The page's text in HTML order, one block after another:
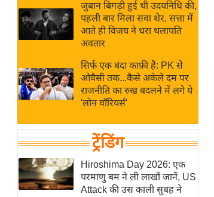
Hindi
Videos
IPL
2026
ई-पेपर
मिसाल बेमिसाल
शख्सियत
यंग इंडिया
साहित्य जगत
ऑटो वर्ल्ड
न्यूज ब्रीफ
जुबान बिगड़ी हुई थी उदयनिधि की,
पहली बार मिला सवा शेर, सत्ता में
आते ही विजय ने धरा थलापति
अवतार
सिर्फ एक बंदा काफ़ी है: PK से
ओवैसी तक...कैसे अकेले दम पर
राजनीति का रुख बदलने में लगे ये
'लोन वॉरियर्स'
ट्रेंडिंग
Hiroshima Day 2026: एक
परमाणु बम ने ली लाखों जानें, US
Attack की उस काली सुबह ने